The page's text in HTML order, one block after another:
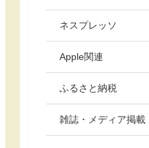
ネスプレッソ
Apple関連
ふるさと納税
雑誌・メディア掲載